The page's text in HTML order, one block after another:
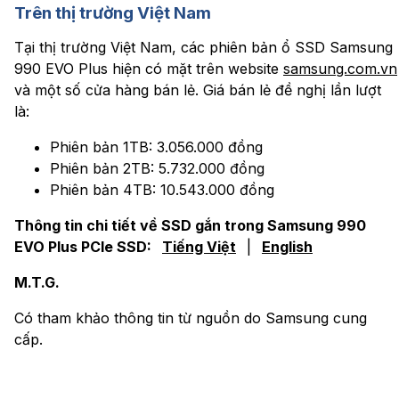
Trên thị trường Việt Nam
Tại thị trường Việt Nam, các phiên bản ổ SSD Samsung
990 EVO Plus hiện có mặt trên website samsung.com.vn
và một số cửa hàng bán lẻ. Giá bán lẻ đề nghị lần lượt
là:
Phiên bản 1TB: 3.056.000 đồng
Phiên bản 2TB: 5.732.000 đồng
Phiên bản 4TB: 10.543.000 đồng
Thông tin chi tiết về SSD gắn trong Samsung 990
EVO Plus PCIe SSD: Tiếng Việt
English
M.T.G.
Có tham khảo thông tin từ nguồn do Samsung cung
cấp.